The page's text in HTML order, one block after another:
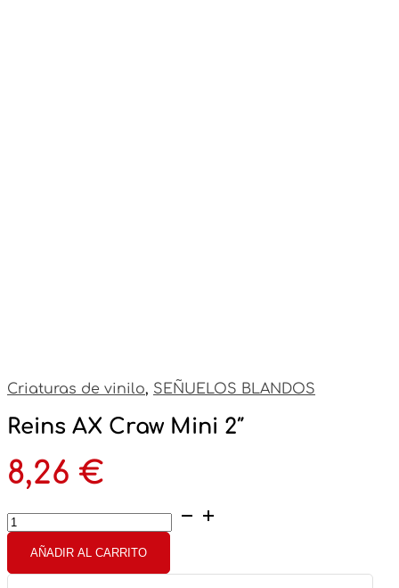
Criaturas de vinilo, SEÑUELOS BLANDOS
Reins AX Craw Mini 2″
8,26 €
Reins
AX
Craw
Mini
2"
AÑADIR AL CARRITO